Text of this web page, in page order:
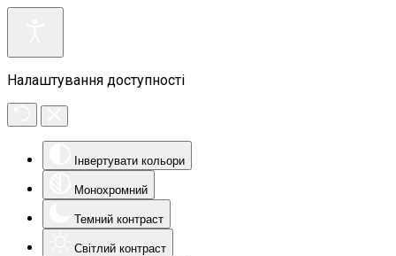
Налаштування доступності
Інвертувати кольори
Монохромний
Темний контраст
Світлий контраст